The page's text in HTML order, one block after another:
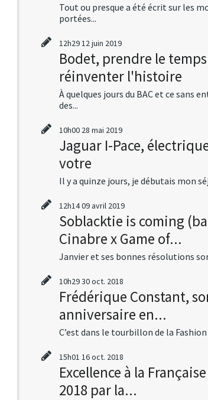
Tout ou presque a été écrit sur les
portées...
12h2912juin 2019
Bodet, prendre le
réinventer l'histoire
À quelques jours du BAC et ce sans
des...
10h00 28 mai 2019
Jaguar I-Pace,
votre
Il y a quinze jours, je débutais mon
12h1409avril 2019
Soblacktie is coming
Cinabre x Game of...
Janvier et ses bonnes résolutions
10h2930oct. 2018
Frédérique Constant,
anniversaire en...
C’est dans le tourbillon de la Fashion
15h01 16oct. 2018
Excellence à la
2018 par la...